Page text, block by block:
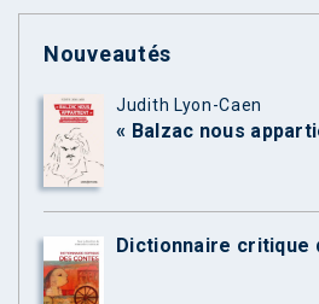
Nouveautés
Judith Lyon-Caen
« Balzac nous
Dictionnaire critique